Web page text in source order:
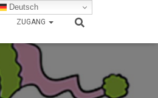
ZUGANG
Deutsch